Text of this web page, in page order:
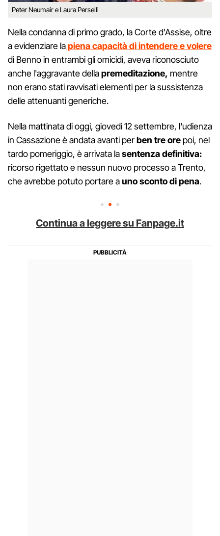
Peter Neumair e Laura Perselli
Nella condanna di primo grado, la Corte d'Assise, oltre
a evidenziare lapiena capacità di intendere e volere
di Benno in entrambi gli omicidi, aveva riconosciuto
anche l'aggravante dellapremeditazione, mentre
non erano stati ravvisati elementi per la sussistenza
delle attenuanti generiche.
Nella mattinata di oggi, giovedì 12 settembre, l'udienza
in Cassazione è andata avanti perben tre ore poi, nel
tardo pomeriggio, è arrivata lasentenza definitiva:
ricorso rigettato e nessun nuovo processo a Trento,
che avrebbe potuto portare auno sconto di pena.
Continua a leggere su Fanpage.it